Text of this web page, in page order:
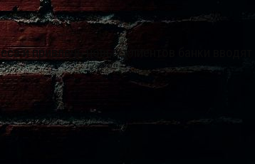
и привлечь новых клиентов банки вводят